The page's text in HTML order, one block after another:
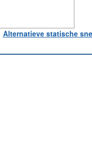
Alternatieve statische